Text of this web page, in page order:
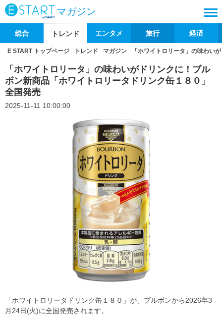
マガジン
総合 トレンド エンタメ 旅行 経済
E START トップページ トレンド マガジン 「ホワイトロリータ」の味わい
「ホワイトロリータ」の味わいがドリンクに！ブル
ボン新商品「ホワイトロリータドリンク缶１８０」
全国発売
2025-11-11 10:00:00
「ホワイトロリータドリンク缶１８０」が、ブルボンから2026年3
月24日(火)に全国発売されます。